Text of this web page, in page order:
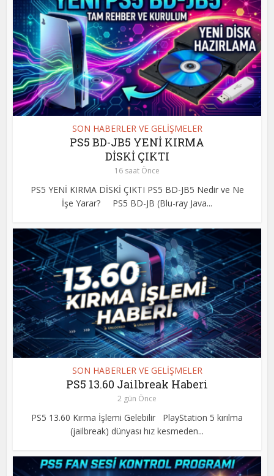
SON HABERLER VE GELİŞMELER
PS5 BD-JB5 YENİ KIRMA
DİSKİ ÇIKTI
16 saat Önce
PS5 YENİ KIRMA DİSKİ ÇIKTI PS5 BD-JB5 Nedir ve Ne
İşe Yarar? PS5 BD-JB (Blu-ray Java...
SON HABERLER VE GELİŞMELER
PS5 13.60 Jailbreak Haberi
2 gün Önce
PS5 13.60 Kırma İşlemi Gelebilir PlayStation 5 kırılma
(jailbreak) dünyası hız kesmeden...